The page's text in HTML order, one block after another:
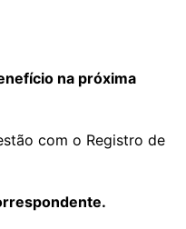
na próxima
com o Registro de